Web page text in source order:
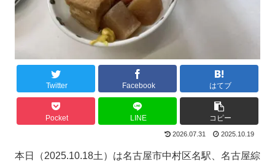
Twitter Facebook はてブ
Pocket LINE コピー
2026.07.31 2025.10.19
本日（2025.10.18土）は名古屋市中村区名駅、名古屋綜